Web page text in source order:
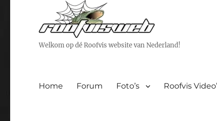
Welkom op dé Roofvis website van Nederland!
Home Forum Foto’s Roofvis